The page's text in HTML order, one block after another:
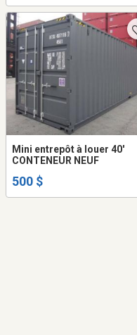
Mini entrepôt à louer 40′
CONTENEUR NEUF
500 $